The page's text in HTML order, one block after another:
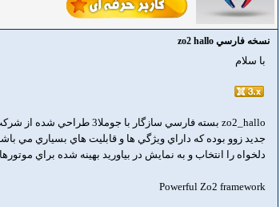
نسخه فارسي zo2 hallo
با سلام
جديد زوو بوده كه داراي ويژگي ها و قابليت هاي بسياري مي
دلخواه را انتخاب و به نمايش در بياوريد بهينه شده براي
Powerful Zo2 framework